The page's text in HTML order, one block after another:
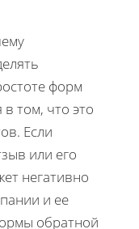
форм
том, что это
Если
или его
негативно
и ее
обратной